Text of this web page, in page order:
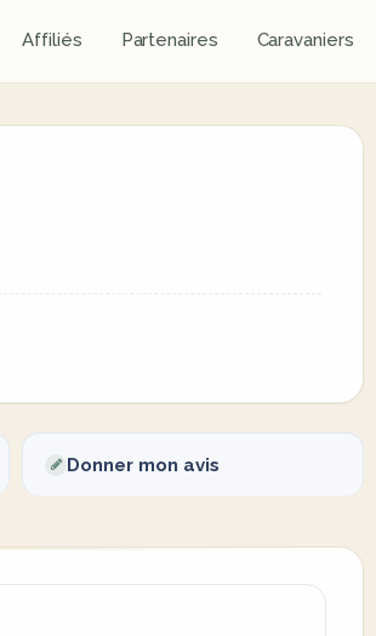
Affiliés Partenaires Caravaniers
Donner mon avis